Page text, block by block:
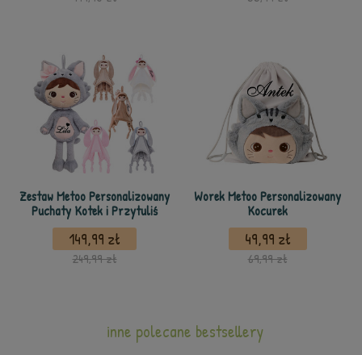
Zestaw Metoo Personalizowany
Puchaty Kotek i Przytuliś
149,99 zł
249,99 zł
Worek Metoo Personalizowany
Kocurek
49,99 zł
69,99 zł
inne polecane bestsellery